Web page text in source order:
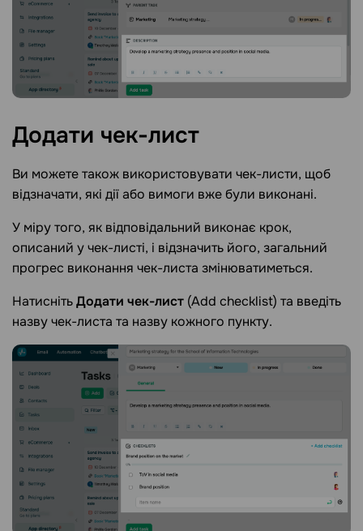
Додати чек-лист
Ви можете також використовувати чек-листи, щоб
відзначати, які дії або вимоги вже були виконані.
У міру того, як відповідальний виконає крок,
описаний у чек-листі, і відзначить його, загальний
прогрес виконання чек-листа змінюватиметься.
НатиснітьДодати чек-лист (Add checklist) та введіть
назву чек-листа та назву кожного пункту.